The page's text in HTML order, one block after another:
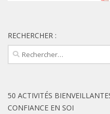
RECHERCHER :
Rechercher :
50 ACTIVITÉS
CONFIANCE EN SOI